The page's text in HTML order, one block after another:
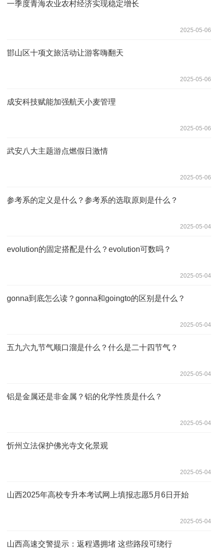
一季度青海农业农村经济实现稳定增长
2025-05-06
邯山区十项文旅活动让游客嗨翻天
2025-05-06
成安科技赋能加强航天小麦管理
2025-05-06
武安八大主题游点燃假日激情
2025-05-06
参考系的定义是什么？参考系的选取原则是什么？
2025-05-04
evolution的固定搭配是什么？evolution可数吗？
2025-05-04
gonna到底怎么读？gonna和goingto的区别是什么？
2025-05-04
五九六九节气顺口溜是什么？什么是二十四节气？
2025-05-04
铝是金属还是非金属？铝的化学性质是什么？
2025-05-04
忻州立法保护佛光寺文化景观
2025-05-04
山西2025年高校专升本考试网上填报志愿5月6日开始
2025-05-04
山西高速交警提示：返程遇拥堵 这些路段可绕行